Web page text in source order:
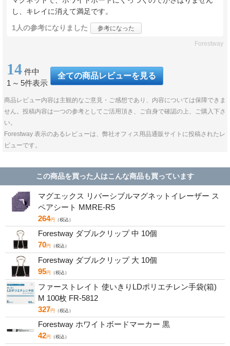
し、キレイに消えて満足です。
1人の参考になりました 参考になった
Forestway
14 件中
1 ～ 5件表示
全ての商品レビューを見る
商品レビュー内容は主観的なご意見・ご感想であり、内容については保障できま
せん。投稿内容は一つの参考としてご活用頂き、ご自身で確認の上、ご購入下さ
い。
Forestway 表示のあるレビューは、弊社オフィス用品通販サイトに投稿されたレ
ビューです。
この商品を買った人はこんな商品も買っています
マグエックス リバーシブルマグネットイレーザー ス
ペアシート MMRE-R5
264円 （税込）
Forestway ダブルクリップ 中 10個
70円 （税込）
Forestway ダブルクリップ 大 10個
95円 （税込）
ファーストレイト 使いきりLDポリエチレン手袋(箱)
M 100枚 FR-5812
327円 （税込）
Forestway ホワイトボードマーカー 黒
42円 （税込）